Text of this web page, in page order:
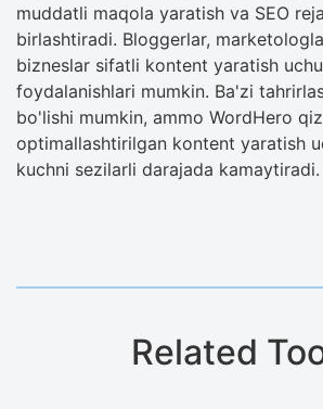
muddatli maqola yaratish va SEO
birlashtiradi. Bloggerlar,
bizneslar sifatli kontent yaratish
foydalanishlari mumkin. Ba'zi
bo'lishi mumkin, ammo WordHero
optimallashtirilgan kontent yaratish
kuchni sezilarli darajada kamaytiradi.
Related